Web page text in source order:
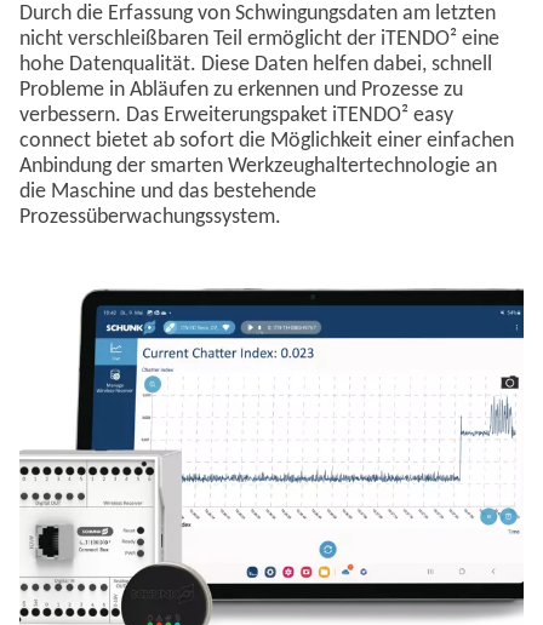
Durch die Erfassung von Schwingungsdaten am letzten
nicht verschleißbaren Teil ermöglicht der iTENDO² eine
hohe Datenqualität. Diese Daten helfen dabei, schnell
Probleme in Abläufen zu erkennen und Prozesse zu
verbessern. Das Erweiterungspaket iTENDO² easy
connect bietet ab sofort die Möglichkeit einer einfachen
Anbindung der smarten Werkzeughaltertechnologie an
die Maschine und das bestehende
Prozessüberwachungssystem.